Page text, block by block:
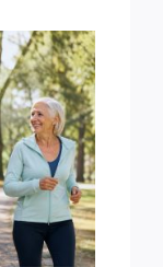
EL
Y